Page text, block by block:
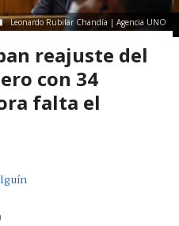
Leonardo Rubilar Chandía | Agencia UNO
reajuste del
con 34
falta el